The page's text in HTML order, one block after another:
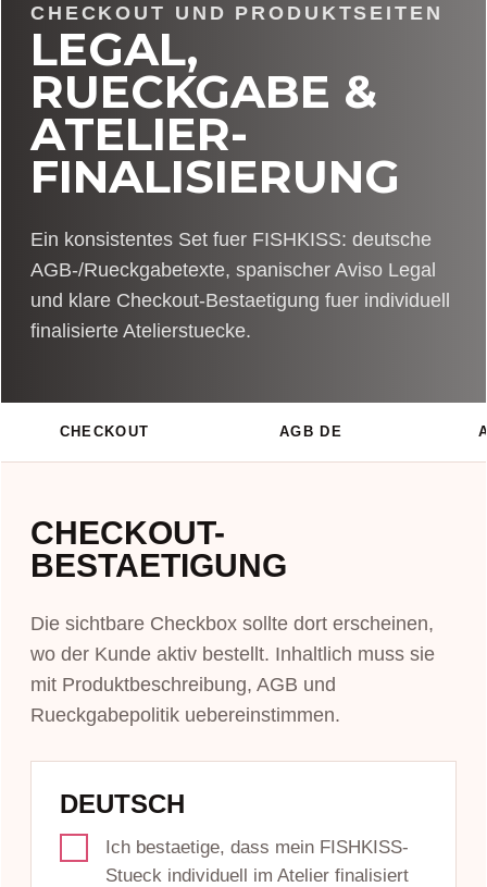
CHECKOUT UND PRODUKTSEITEN
LEGAL,
RUECKGABE &
ATELIER-
FINALISIERUNG
Ein konsistentes Set fuer FISHKISS: deutsche
AGB-/Rueckgabetexte, spanischer Aviso Legal
und klare Checkout-Bestaetigung fuer individuell
finalisierte Atelierstuecke.
CHECKOUT AGB DE
CHECKOUT-
BESTAETIGUNG
Die sichtbare Checkbox sollte dort erscheinen,
wo der Kunde aktiv bestellt. Inhaltlich muss sie
mit Produktbeschreibung, AGB und
Rueckgabepolitik uebereinstimmen.
DEUTSCH
Ich bestaetige, dass mein FISHKISS-
Stueck individuell im Atelier finalisiert